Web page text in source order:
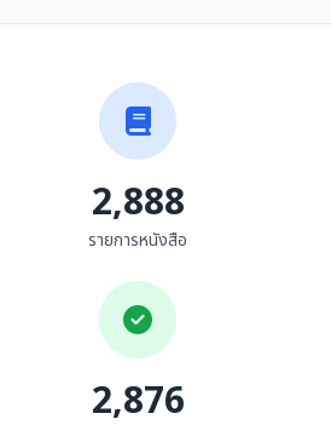
ชัยรัตน์ พิพิธพัฒนาปราปต์ (ปรา...
2,888
รายการหนังสือ
2,876